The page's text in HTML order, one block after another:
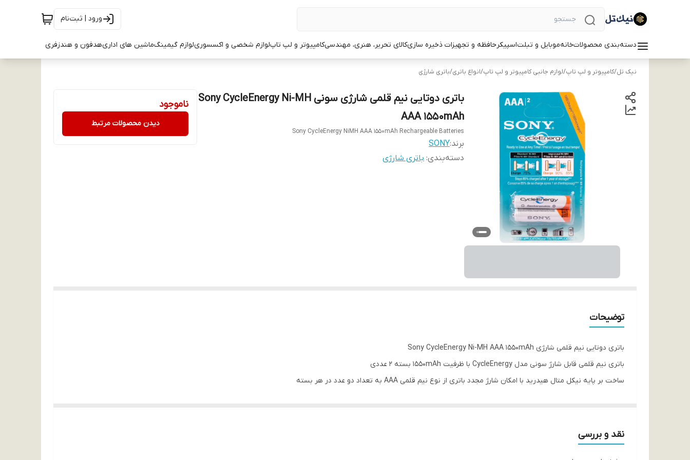
ورود | ثبت‌نام
دسته‌بندی محصولاتخانهموبایل و تبلتاسپیکرحافظه و تجهیزات ذخیره سازیکالای تحریر، هنری، مهندسیکامپیوتر و لپ تاپلوازم شخصی و اکسسوریلوازم گیمینگماشین های اداریهدفون و هندزفری
نیک تل/کامپیوتر و لپ تاپ/لوازم جانبی کامپیوتر و لپ تاپ/انواع باتری/باتری شارژی
باتری دوتایی نیم قلمی شارژی سونی Sony CycleEnergy Ni-MH
AAA 1550mAh
Sony CycleEnergy NiMH AAA 1550mAh Rechargeable Batteries
برند:SONY
دسته‌بندی: باتری شارژی
ناموجود
دیدن محصولات مرتبط
توضیحات
باتری دوتایی نیم قلمی شارژی Sony CycleEnergy Ni-MH AAA 1550mAh
باتری نیم قلمی قابل شارژ سونی مدل CycleEnergy با ظرفیت ۱۵۵۰mAh بسته ۲ عددی
ساخت بر پایه نیکل متال هیدرید با امکان شارژ مجدد باتری از نوع نیم قلمی AAA به تعداد دو عدد در هر بسته
نقد و بررسی